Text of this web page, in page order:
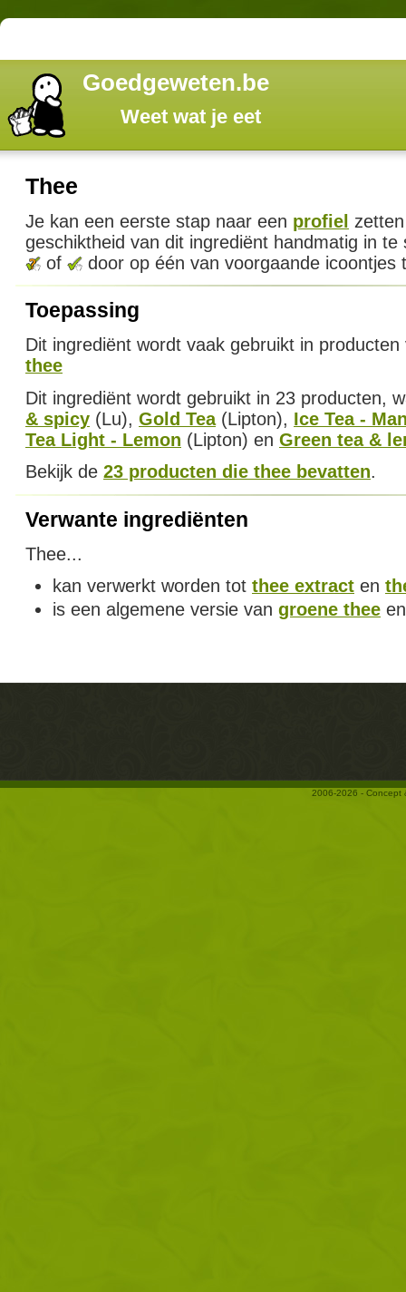
Goedgeweten.be
Weet wat je eet
Thee
Je kan een eerste stap naar een profiel
geschiktheid van dit ingrediënt handmatig in
of
door op één van voorgaande icoontjes
Toepassing
Dit ingrediënt wordt vaak gebruikt in
thee
Dit ingrediënt wordt gebruikt in 23 producten,
& spicy (Lu), Gold Tea(Lipton), Ice Tea -
Tea Light - Lemon (Lipton) en Green tea &
Bekijk de 23 producten die thee bevatten.
Verwante ingrediënten
Thee...
kan verwerkt worden tot thee extract en
is een algemene versie van groene thee
2006-2026 - Concept